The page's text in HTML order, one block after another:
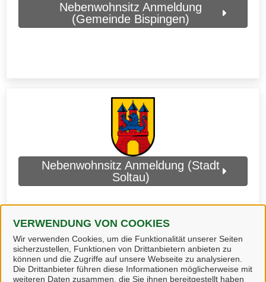
VERWENDUNG VON COOKIES
Wir verwenden Cookies, um die Funktionalität unserer Seiten
sicherzustellen, Funktionen von Drittanbietern anbieten zu
können und die Zugriffe auf unsere Webseite zu analysieren.
Die Drittanbieter führen diese Informationen möglicherweise mit
weiteren Daten zusammen, die Sie ihnen bereitgestellt haben
Nebenwohnsitz Anmeldung
(Gemeinde Bispingen)
Nebenwohnsitz Anmeldung (Stadt
Soltau)